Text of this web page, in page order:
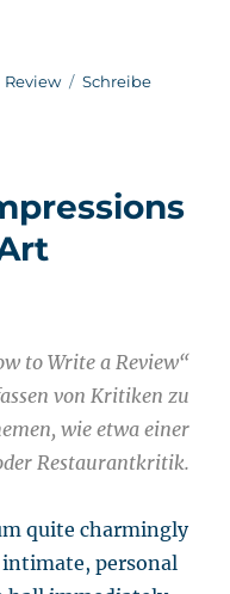
Kategorien
Review
Schreibe
to Write a Review“
von Kritiken zu
wie etwa einer
Restaurantkritik.
quite charmingly
intimate, personal